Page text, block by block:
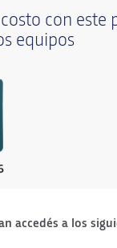
con este
equipos
accedés a los